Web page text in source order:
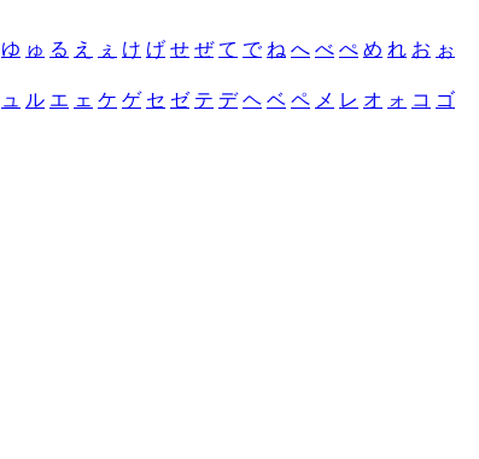
ゆ ゅ る え ぇ け げ せ ぜ て で ね へ べ ぺ め れ お ぉ
ュ ル エ ェ ケ ゲ セ ゼ テ デ ヘ ベ ペ メ レ オ ォ コ ゴ